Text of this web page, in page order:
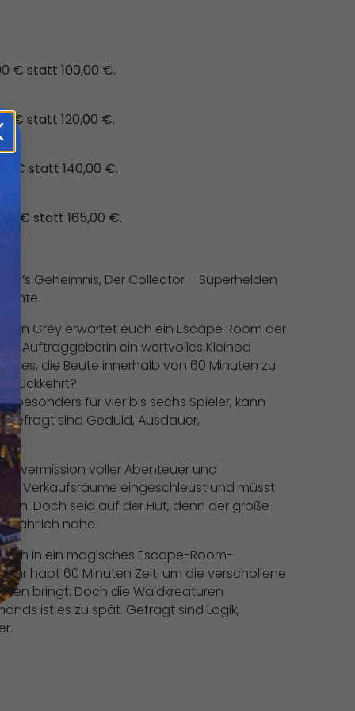
€ statt 100,00 €.
€ statt 120,00 €.
€ statt 140,00 €.
€ statt 165,00 €.
Geheimnis, Der Collector – Superhelden
Grey erwartet euch ein Escape Room der
Auftraggeberin ein wertvolles Kleinod
es, die Beute innerhalb von 60 Minuten zu
besonders für vier bis sechs Spieler, kann
sind Geduld, Ausdauer,
voller Abenteuer und
Verkaufsräume eingeschleust und müsst
Doch seid auf der Hut, denn der große
nahe.
in ein magisches Escape-Room-
Ihr habt 60 Minuten Zeit, um die verschollene
bringt. Doch die Waldkreaturen
ist es zu spät. Gefragt sind Logik,